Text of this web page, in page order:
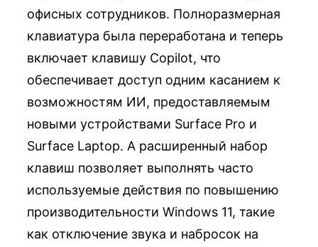
офисных сотрудников. Полноразмерная
клавиатура была переработана и теперь
включает клавишу Copilot, что
обеспечивает доступ одним касанием к
возможностям ИИ, предоставляемым
новыми устройствами Surface Pro и
Surface Laptop. А расширенный набор
клавиш позволяет выполнять часто
используемые действия по повышению
производительности Windows 11, такие
как отключение звука и набросок на